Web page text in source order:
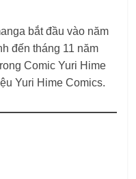
bắt đầu vào năm
đến tháng 11 năm
Comic Yuri Hime
Yuri Hime Comics.